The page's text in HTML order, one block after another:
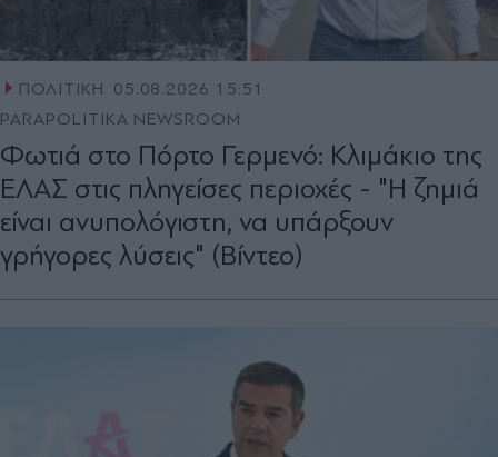
ΠΟΛΙΤΙΚΗ
05.08.2026 15:51
PARAPOLITIKA NEWSROOM
Φωτιά στο Πόρτο Γερμενό: Κλιμάκιο της
ΕΛΑΣ στις πληγείσες περιοχές - "Η ζημιά
είναι ανυπολόγιστη, να υπάρξουν
γρήγορες λύσεις" (Βίντεο)